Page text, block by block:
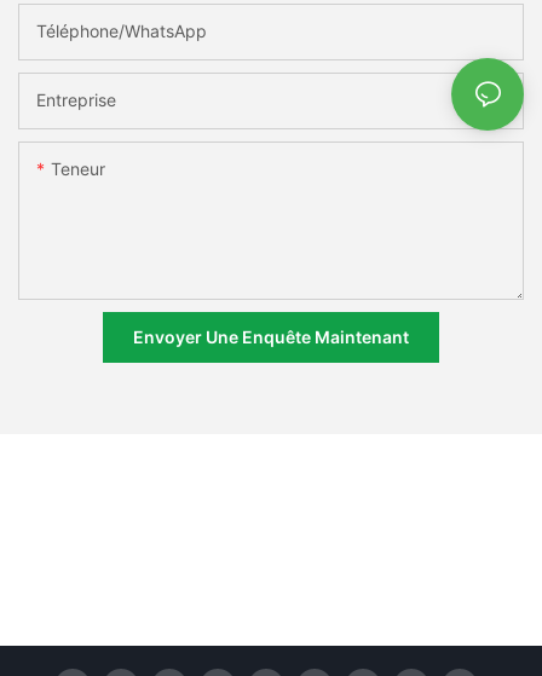
Téléphone/WhatsApp
Entreprise
Teneur
Envoyer Une Enquête Maintenant